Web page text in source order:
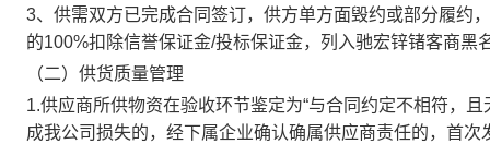
3、供需双方已完成合同签订，供方单方面毁约或部分履约
的100%扣除信誉保证金/投标保证金，列入驰宏锌锗客商黑
（二）供货质量管理
1.供应商所供物资在验收环节鉴定为“与合同约定不相符，
成我公司损失的，经下属企业确认确属供应商责任的，首